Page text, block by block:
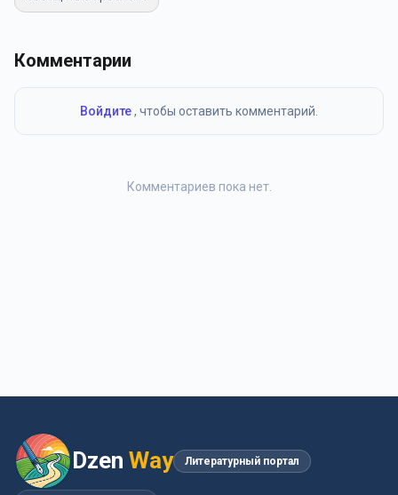
Комментарии
Войдите, чтобы оставить комментарий.
Комментариев пока нет.
Dzen Way Литературный портал